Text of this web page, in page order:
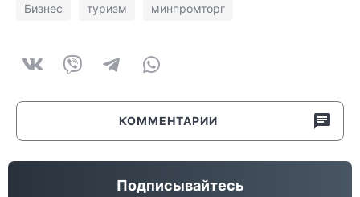
Бизнес туризм минпромторг
КОММЕНТАРИИ
Подписывайтесь